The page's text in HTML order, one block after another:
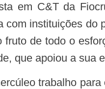
em C&T da
com instituições
de todo o
que apoiou a sua